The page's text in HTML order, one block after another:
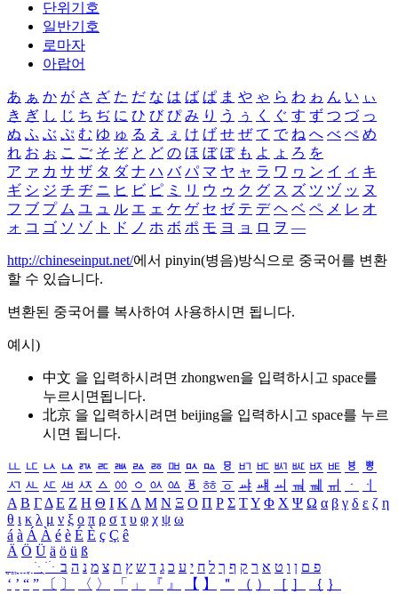
단위기호
일반기호
로마자
아랍어
あ ぁ か が さ ざ た だ な は ば ぱ ま や ゃ ら わ ゎ ん い ぃ
き ぎ し じ ち ぢ に ひ び ぴ み り う ぅ く ぐ す ず つ づ っ
ぬ ふ ぶ ぷ む ゆ ゅ る え ぇ け げ せ ぜ て で ね へ べ ぺ め
れ お ぉ こ ご そ ぞ と ど の ほ ぼ ぽ も よ ょ ろ を
ア ァ カ サ ザ タ ダ ナ ハ バ パ マ ヤ ャ ラ ワ ヮ ン イ ィ キ
ギ シ ジ チ ヂ ニ ヒ ビ ピ ミ リ ウ ゥ ク グ ス ズ ツ ヅ ッ ヌ
フ ブ プ ム ユ ュ ル エ ェ ケ ゲ セ ゼ テ デ ヘ ベ ペ メ レ オ
ォ コ ゴ ソ ゾ ト ド ノ ホ ボ ポ モ ヨ ョ ロ ヲ ―
http://chineseinput.net/에서 pinyin(병음)방식으로 중국어를 변환
할 수 있습니다.
변환된 중국어를 복사하여 사용하시면 됩니다.
예시)
中文 을 입력하시려면 zhongwen을 입력하시고 space를
누르시면됩니다.
北京 을 입력하시려면 beijing을 입력하시고 space를 누르
시면 됩니다.
ㅥ ㅦ ㅧ ㅨ ㅩ ㅪ ㅫ ㅬ ㅭ ㅮ ㅯ ㅰ ㅱ ㅲ ㅳ ㅴ ㅵ ㅶ ㅷ ㅸ
ㅹ
ㅺ ㅻ ㅼ ㅽ ㅾ ㅿ ㆀ ㆁ ㆂ ㆃ ㆄ ㆅ ㆆ ㆇ ㆈ ㆉ ㆊ ㆋ ㆌ ㆍ
ㆎ
Α Β ΓΔ Ε Ζ Η Θ Ι ΚΛ Μ Ν Ξ Ο Π Ρ Σ ΤΥ Φ Χ Ψ Ω α β γ δ ε ζ η
θ ι κ λ μ ν ξ ο π ρ σ τ υ φ χ ψ ω
á à Á À é è É È ç Ç ê
Ä Ö Ü ä ö ü ß
ִֶֹ ֻּ ׁׂ פ ם ן ו ט א ר ק ף ך ל ח י ע כ ג ד ש ץ ת צ מ נ ה ב
‘ ’ “ ” 〔 〕 〈 〉 「 」 『 』 【 】 ＂ （ ） ［ ］ ｛ ｝